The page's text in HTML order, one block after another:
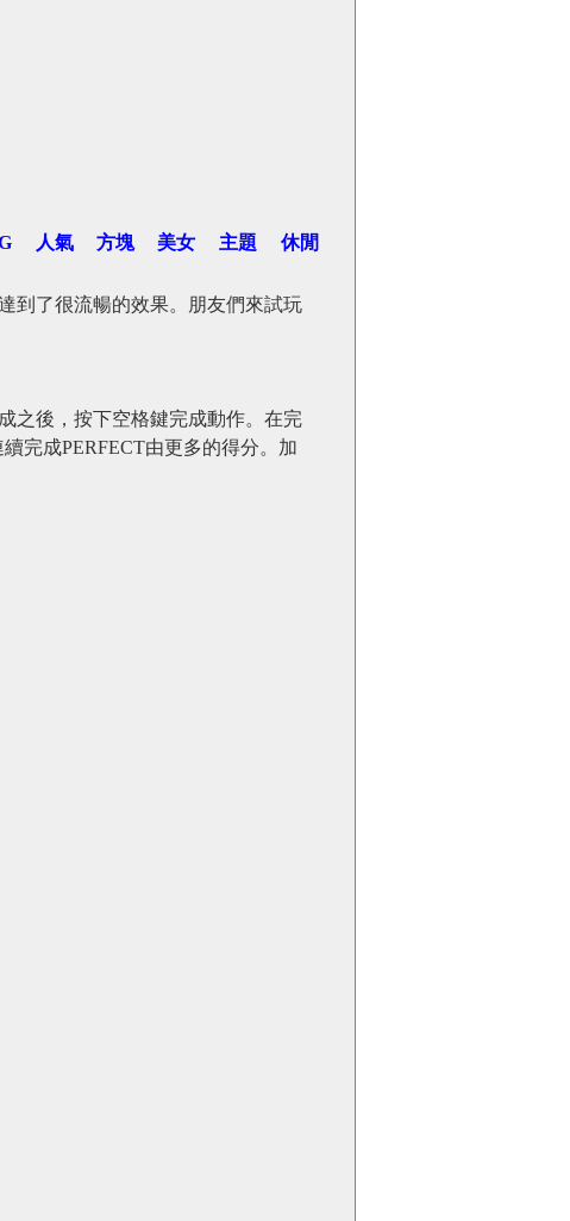
人氣 方塊 美女 主題
休閒
到了很流暢的效果。朋友們來試玩
之後，按下空格鍵完成動作。在完
完成PERFECT由更多的得分。加